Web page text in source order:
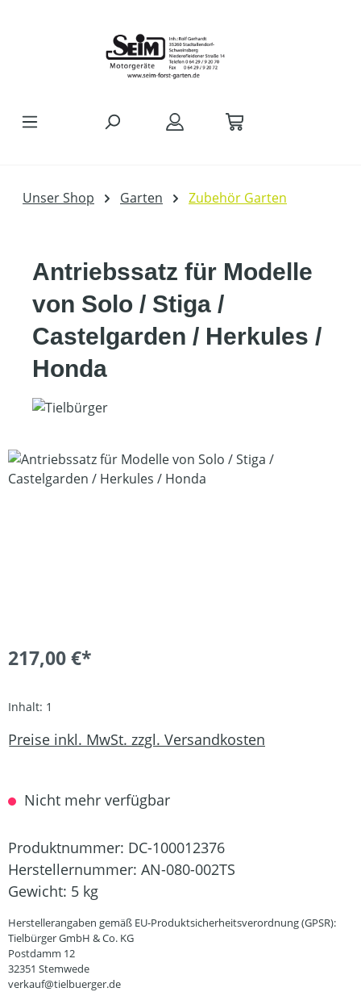
Unser Shop Garten Zubehör Garten
Antriebssatz für Modelle
von Solo / Stiga /
Castelgarden / Herkules /
Honda
Bildergalerie überspringen
217,00 €*
Inhalt: 1
Preise inkl. MwSt. zzgl. Versandkosten
Nicht mehr verfügbar
Produktnummer: DC-100012376
Herstellernummer: AN-080-002TS
Gewicht: 5 kg
Herstellerangaben gemäß EU-Produktsicherheitsverordnung (GPSR):
Tielbürger GmbH & Co. KG
Postdamm 12
32351 Stemwede
verkauf@tielbuerger.de